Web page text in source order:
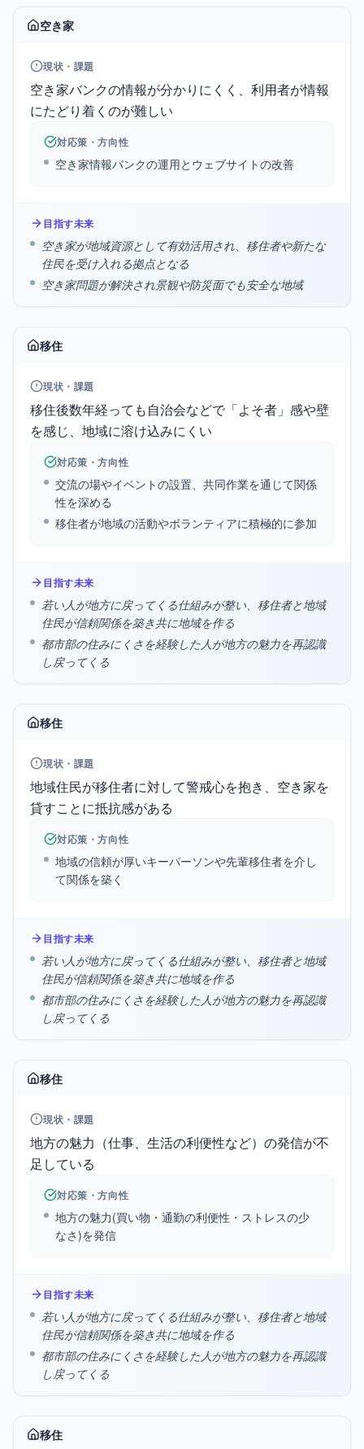
空き家
現状・課題
空き家バンクの情報が分かりにくく、利用者が情報
にたどり着くのが難しい
対応策・方向性
空き家情報バンクの運用とウェブサイトの改善
目指す未来
空き家が地域資源として有効活用され、移住者や新たな
住民を受け入れる拠点となる
空き家問題が解決され景観や防災面でも安全な地域
移住
現状・課題
移住後数年経っても自治会などで「よそ者」感や壁
を感じ、地域に溶け込みにくい
対応策・方向性
交流の場やイベントの設置、共同作業を通じて関係
性を深める
移住者が地域の活動やボランティアに積極的に参加
目指す未来
若い人が地方に戻ってくる仕組みが整い、移住者と地域
住民が信頼関係を築き共に地域を作る
都市部の住みにくさを経験した人が地方の魅力を再認識
し戻ってくる
移住
現状・課題
地域住民が移住者に対して警戒心を抱き、空き家を
貸すことに抵抗感がある
対応策・方向性
地域の信頼が厚いキーパーソンや先輩移住者を介し
て関係を築く
目指す未来
若い人が地方に戻ってくる仕組みが整い、移住者と地域
住民が信頼関係を築き共に地域を作る
都市部の住みにくさを経験した人が地方の魅力を再認識
し戻ってくる
移住
現状・課題
地方の魅力（仕事、生活の利便性など）の発信が不
足している
対応策・方向性
地方の魅力(買い物・通勤の利便性・ストレスの少
なさ)を発信
目指す未来
若い人が地方に戻ってくる仕組みが整い、移住者と地域
住民が信頼関係を築き共に地域を作る
都市部の住みにくさを経験した人が地方の魅力を再認識
し戻ってくる
移住